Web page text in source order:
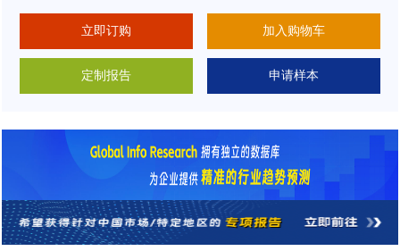
立即订购 加入购物车
定制报告 申请样本